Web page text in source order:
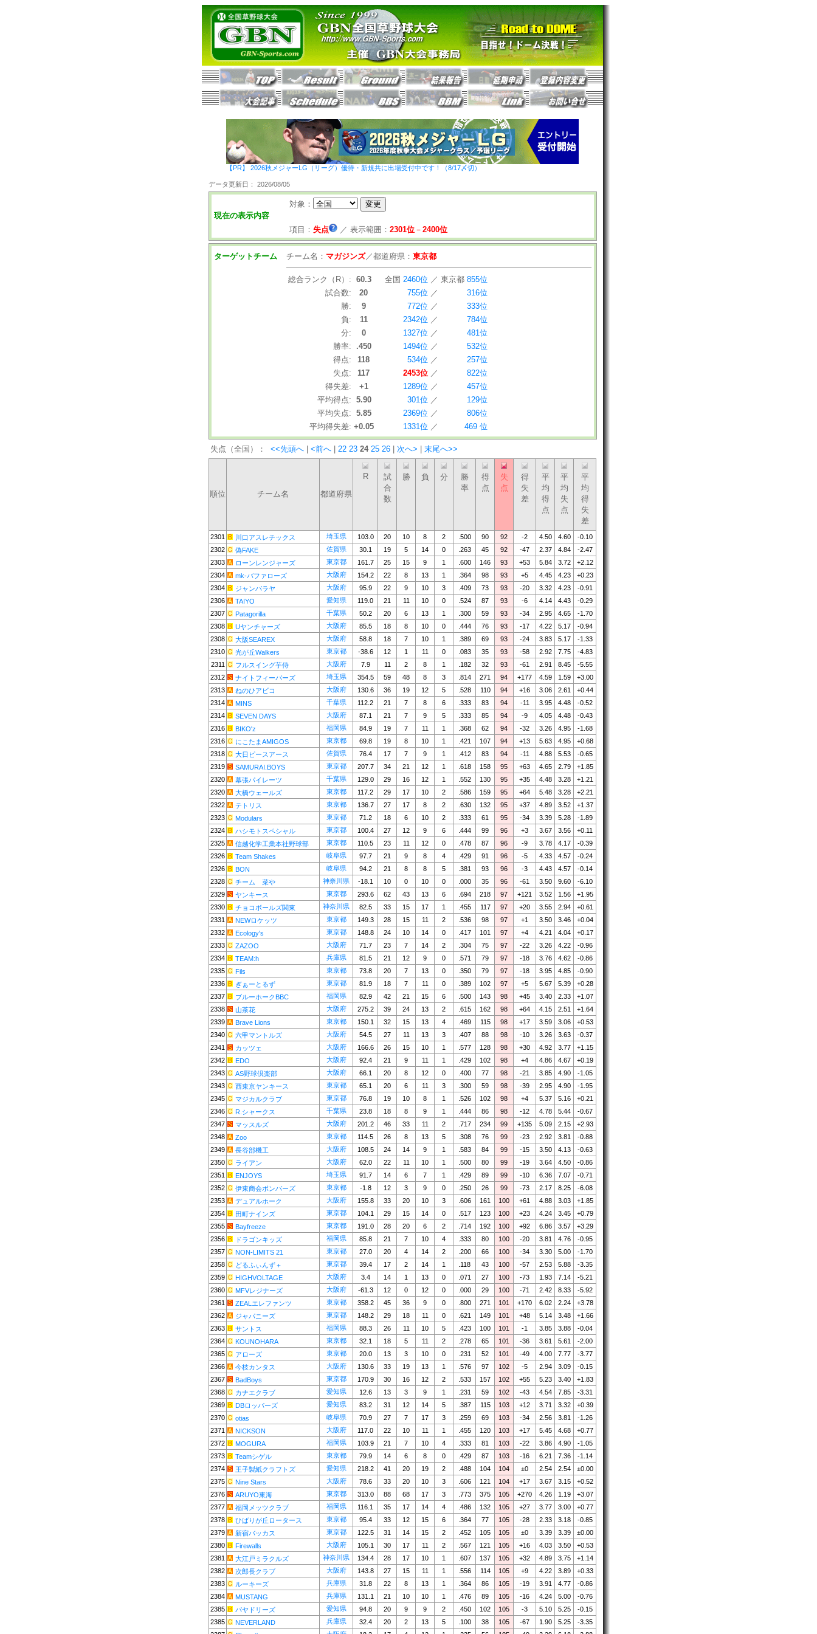
【PR】 2026秋メジャーLG（リーグ）優待・新規共に出場受付中です！（8/17〆切）
データ更新日： 2026/08/05
現在の表示内容
対象：
項目： 失点 ／ 表示範囲： 2301位－ 2400位
ターゲットチーム チーム名： マガジンズ／都道府県： 東京都
総合ランク（R）: 60.3 全国 2460位 ／ 東京都 855位
試合数:
20 755位 ／
316位
勝:
9 772位 ／
333位
負:
11 2342位 ／
784位
分:
0 1327位 ／
481位
勝率:
.450 1494位 ／
532位
得点:
118 534位 ／
257位
失点:
117 2453位 ／
822位
得失差:
+1 1289位 ／
457位
平均得点: 5.90 301位 ／
129位
平均失点: 5.85 2369位 ／
806位
平均得失差: +0.05 1331位 ／ 469 位
失点（全国）： <<先頭へ <前へ 22 23 24 25 26 次へ> 末尾へ>>
順位 チーム名 都道府県
R
試
合
数
勝 負 分
勝
率
得
点
失
点
得
失
差
平
均
得
点
平
均
失
点
平
均
得
失
差
2301 川口アスレチックス 埼玉県 103.0 20 10 8 2 .500 90 92 -2 4.50 4.60
-0.10
2302
偽FAKE 佐賀県 30.1 19 5 14 0 .263 45 92 -47 2.37 4.84
-2.47
2303
ローンレンジャーズ 東京都 161.7 25 15 9 1 .600 146 93 +53 5.84 3.72
+2.12
2304
mk-バファローズ 大阪府 154.2 22 8 13 1 .364 98 93 +5 4.45 4.23
+0.23
2304
ジャンバラヤ 大阪府 95.9 22 9 10 3 .409 73 93 -20 3.32 4.23
-0.91
2306
TAIYO 愛知県 119.0 21 11 10 0 .524 87 93 -6 4.14 4.43
-0.29
2307
Patagorilla 千葉県 50.2 20 6 13 1 .300 59 93 -34 2.95 4.65
-1.70
2308
Uヤンチャーズ 大阪府 85.5 18 8 10 0 .444 76 93 -17 4.22 5.17
-0.94
2308
大阪SEAREX 大阪府 58.8 18 7 10 1 .389 69 93 -24 3.83 5.17
-1.33
2310
光が丘Walkers 東京都 -38.6 12 1 11 0 .083 35 93 -58 2.92 7.75
-4.83
2311
フルスイング芋侍 大阪府 7.9 11 2 8 1 .182 32 93 -61 2.91 8.45
-5.55
2312
ナイトフィーバーズ 埼玉県 354.5 59 48 8 3 .814 271 94 +177 4.59 1.59
+3.00
2313
ねのひアビコ 大阪府 130.6 36 19 12 5 .528 110 94 +16 3.06 2.61
+0.44
2314
MINS 千葉県 112.2 21 7 8 6 .333 83 94 -11 3.95 4.48
-0.52
2314
SEVEN DAYS 大阪府 87.1 21 7 9 5 .333 85 94 -9 4.05 4.48
-0.43
2316
BIKO'z 福岡県 84.9 19 7 11 1 .368 62 94 -32 3.26 4.95
-1.68
2316
にこたまAMIGOS 東京都 69.8 19 8 10 1 .421 107 94 +13 5.63 4.95
+0.68
2318
大日ピースアース 佐賀県 76.4 17 7 9 1 .412 83 94 -11 4.88 5.53
-0.65
2319
SAMURAI.BOYS 東京都 207.7 34 21 12 1 .618 158 95 +63 4.65 2.79
+1.85
2320
幕張パイレーツ 千葉県 129.0 29 16 12 1 .552 130 95 +35 4.48 3.28
+1.21
2320
大橋ウェールズ 東京都 117.2 29 17 10 2 .586 159 95 +64 5.48 3.28
+2.21
2322
テトリス 東京都 136.7 27 17 8 2 .630 132 95 +37 4.89 3.52
+1.37
2323
Modulars 東京都 71.2 18 6 10 2 .333 61 95 -34 3.39 5.28
-1.89
2324
ハシモトスペシャル 東京都 100.4 27 12 9 6 .444 99 96 +3 3.67 3.56
+0.11
2325
信越化学工業本社野球部 東京都 110.5 23 11 12 0 .478 87 96 -9 3.78 4.17
-0.39
2326
Team Shakes 岐阜県 97.7 21 9 8 4 .429 91 96 -5 4.33 4.57
-0.24
2326
BON 岐阜県 94.2 21 8 8 5 .381 93 96 -3 4.43 4.57
-0.14
2328
チーム 菜や 神奈川県 -18.1 10 0 10 0 .000 35 96 -61 3.50 9.60
-6.10
2329
ヤンキース 東京都 293.6 62 43 13 6 .694 218 97 +121 3.52 1.56
+1.95
2330
チョコボールズ関東 神奈川県 82.5 33 15 17 1 .455 117 97 +20 3.55 2.94
+0.61
2331
NEWロケッツ 東京都 149.3 28 15 11 2 .536 98 97 +1 3.50 3.46
+0.04
2332
Ecology's 東京都 148.8 24 10 14 0 .417 101 97 +4 4.21 4.04
+0.17
2333
ZAZOO 大阪府 71.7 23 7 14 2 .304 75 97 -22 3.26 4.22
-0.96
2334
TEAM:h 兵庫県 81.5 21 12 9 0 .571 79 97 -18 3.76 4.62
-0.86
2335
Fils 東京都 73.8 20 7 13 0 .350 79 97 -18 3.95 4.85
-0.90
2336
ぎぁーとるず 東京都 81.9 18 7 11 0 .389 102 97 +5 5.67 5.39
+0.28
2337
ブルーホークBBC 福岡県 82.9 42 21 15 6 .500 143 98 +45 3.40 2.33
+1.07
2338
山茶花 大阪府 275.2 39 24 13 2 .615 162 98 +64 4.15 2.51
+1.64
2339
Brave Lions 東京都 150.1 32 15 13 4 .469 115 98 +17 3.59 3.06
+0.53
2340
六甲マントルズ 大阪府 54.5 27 11 13 3 .407 88 98 -10 3.26 3.63
-0.37
2341
カッツェ 大阪府 166.6 26 15 10 1 .577 128 98 +30 4.92 3.77
+1.15
2342
EDO 大阪府 92.4 21 9 11 1 .429 102 98 +4 4.86 4.67
+0.19
2343
AS野球倶楽部 大阪府 66.1 20 8 12 0 .400 77 98 -21 3.85 4.90
-1.05
2343
西東京ヤンキース 東京都 65.1 20 6 11 3 .300 59 98 -39 2.95 4.90
-1.95
2345
マジカルクラブ 東京都 76.8 19 10 8 1 .526 102 98 +4 5.37 5.16
+0.21
2346
R.シャークス 千葉県 23.8 18 8 9 1 .444 86 98 -12 4.78 5.44
-0.67
2347
マッスルズ 大阪府 201.2 46 33 11 2 .717 234 99 +135 5.09 2.15
+2.93
2348
Zoo 東京都 114.5 26 8 13 5 .308 76 99 -23 2.92 3.81
-0.88
2349
長谷部機工 大阪府 108.5 24 14 9 1 .583 84 99 -15 3.50 4.13
-0.63
2350
ライアン 大阪府 62.0 22 11 10 1 .500 80 99 -19 3.64 4.50
-0.86
2351
ENJOYS 埼玉県 91.7 14 6 7 1 .429 89 99 -10 6.36 7.07
-0.71
2352
伊東商会ボンバーズ 東京都 -1.8 12 3 9 0 .250 26 99 -73 2.17 8.25
-6.08
2353
デュアルホーク 大阪府 155.8 33 20 10 3 .606 161 100 +61 4.88 3.03
+1.85
2354
田町ナインズ 東京都 104.1 29 15 14 0 .517 123 100 +23 4.24 3.45
+0.79
2355
Bayfreeze 東京都 191.0 28 20 6 2 .714 192 100 +92 6.86 3.57
+3.29
2356
ドラゴンキッズ 福岡県 85.8 21 7 10 4 .333 80 100 -20 3.81 4.76
-0.95
2357
NON-LIMITS 21 東京都 27.0 20 4 14 2 .200 66 100 -34 3.30 5.00
-1.70
2358
どるふぃんず＋ 東京都 39.4 17 2 14 1 .118 43 100 -57 2.53 5.88
-3.35
2359
HIGHVOLTAGE 大阪府 3.4 14 1 13 0 .071 27 100 -73 1.93 7.14
-5.21
2360
MFVレジナーズ 大阪府 -61.3 12 0 12 0 .000 29 100 -71 2.42 8.33
-5.92
2361
ZEALエレファンツ 東京都 358.2 45 36 9 0 .800 271 101 +170 6.02 2.24
+3.78
2362
ジャパニーズ 東京都 148.2 29 18 11 0 .621 149 101 +48 5.14 3.48
+1.66
2363
サントス 福岡県 88.3 26 11 10 5 .423 100 101 -1 3.85 3.88
-0.04
2364
KOUNOHARA 東京都 32.1 18 5 11 2 .278 65 101 -36 3.61 5.61
-2.00
2365
アローズ 東京都 20.0 13 3 10 0 .231 52 101 -49 4.00 7.77
-3.77
2366
今枝カンタス 大阪府 130.6 33 19 13 1 .576 97 102 -5 2.94 3.09
-0.15
2367
BadBoys 東京都 170.9 30 16 12 2 .533 157 102 +55 5.23 3.40
+1.83
2368
カナエクラブ 愛知県 12.6 13 3 9 1 .231 59 102 -43 4.54 7.85
-3.31
2369
DBロッパーズ 愛知県 83.2 31 12 14 5 .387 115 103 +12 3.71 3.32
+0.39
2370
otias 岐阜県 70.9 27 7 17 3 .259 69 103 -34 2.56 3.81
-1.26
2371
NICKSON 大阪府 117.0 22 10 11 1 .455 120 103 +17 5.45 4.68
+0.77
2372
MOGURA 福岡県 103.9 21 7 10 4 .333 81 103 -22 3.86 4.90
-1.05
2373
Teamシゲル 東京都 79.9 14 6 8 0 .429 87 103 -16 6.21 7.36
-1.14
2374
王子製紙クラフトズ 愛知県 218.2 41 20 19 2 .488 104 104 ±0 2.54 2.54
±0.00
2375
Nine Stars 大阪府 78.6 33 20 10 3 .606 121 104 +17 3.67 3.15
+0.52
2376
ARUYO東海 東京都 313.0 88 68 17 3 .773 375 105 +270 4.26 1.19
+3.07
2377
福岡メッツクラブ 福岡県 116.1 35 17 14 4 .486 132 105 +27 3.77 3.00
+0.77
2378
ひばりが丘ロータース 東京都 95.4 33 12 15 6 .364 77 105 -28 2.33 3.18
-0.85
2379
新宿バッカス 東京都 122.5 31 14 15 2 .452 105 105 ±0 3.39 3.39
±0.00
2380
Firewalls 大阪府 105.1 30 17 11 2 .567 121 105 +16 4.03 3.50
+0.53
2381
大江戸ミラクルズ 神奈川県 134.4 28 17 10 1 .607 137 105 +32 4.89 3.75
+1.14
2382
次郎長クラブ 大阪府 143.8 27 15 11 1 .556 114 105 +9 4.22 3.89
+0.33
2383
ルーキーズ 兵庫県 31.8 22 8 13 1 .364 86 105 -19 3.91 4.77
-0.86
2384
MUSTANG 兵庫県 131.1 21 10 10 1 .476 89 105 -16 4.24 5.00
-0.76
2385
パヤドリーズ 愛知県 94.8 20 9 9 2 .450 102 105 -3 5.10 5.25
-0.15
2385
NEVERLAND 兵庫県 32.4 20 2 13 5 .100 38 105 -67 1.90 5.25
-3.35